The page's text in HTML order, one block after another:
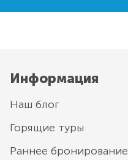
Информация
Наш блог
Горящие туры
Раннее бронирование